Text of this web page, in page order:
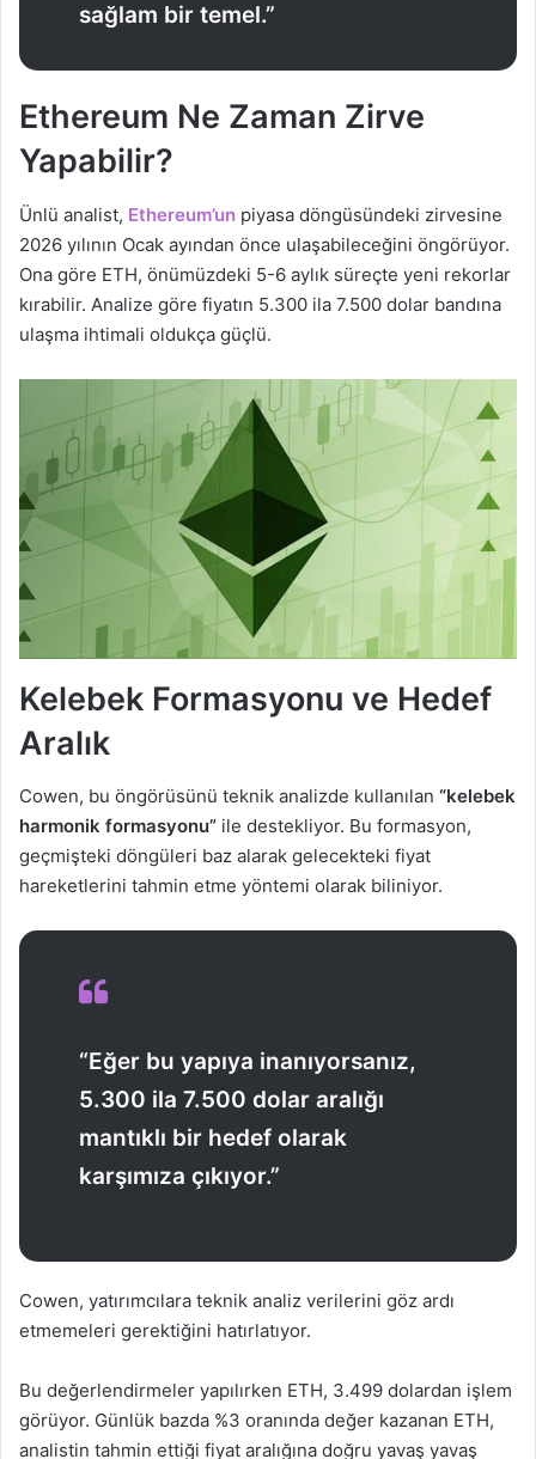
sağlam bir temel.”
Ethereum Ne Zaman Zirve
Yapabilir?
Ünlü analist, Ethereum’un piyasa döngüsündeki zirvesine
2026 yılının Ocak ayından önce ulaşabileceğini öngörüyor.
Ona göre ETH, önümüzdeki 5-6 aylık süreçte yeni rekorlar
kırabilir. Analize göre fiyatın 5.300 ila 7.500 dolar bandına
ulaşma ihtimali oldukça güçlü.
Kelebek Formasyonu ve Hedef
Aralık
Cowen, bu öngörüsünü teknik analizde kullanılan “kelebek
harmonik formasyonu” ile destekliyor. Bu formasyon,
geçmişteki döngüleri baz alarak gelecekteki fiyat
hareketlerini tahmin etme yöntemi olarak biliniyor.
“Eğer bu yapıya inanıyorsanız,
5.300 ila 7.500 dolar aralığı
mantıklı bir hedef olarak
karşımıza çıkıyor.”
Cowen, yatırımcılara teknik analiz verilerini göz ardı
etmemeleri gerektiğini hatırlatıyor.
Bu değerlendirmeler yapılırken ETH, 3.499 dolardan işlem
görüyor. Günlük bazda %3 oranında değer kazanan ETH,
analistin tahmin ettiği fiyat aralığına doğru yavaş yavaş